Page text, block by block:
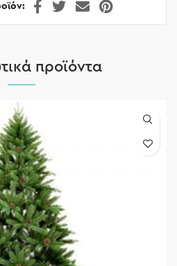
προϊόντα